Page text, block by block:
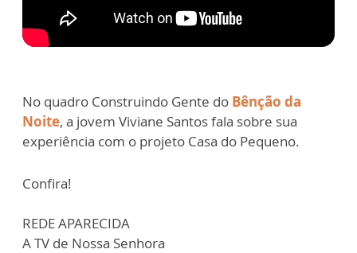
No quadro Construindo Gente do Bênção da
Noite, a jovem Viviane Santos fala sobre sua
experiência com o projeto Casa do Pequeno.
Confira!
REDE APARECIDA
A TV de Nossa Senhora